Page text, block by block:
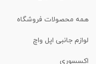
همه محصولات فروشگاه
لوازم جانبی اپل واچ
اکسسوری